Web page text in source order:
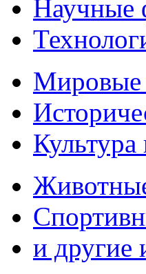
Научные
Мировые
Культура
и другие